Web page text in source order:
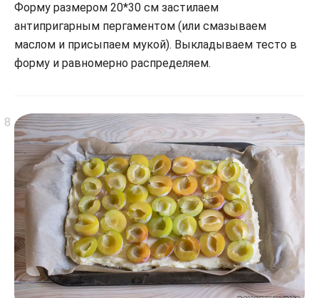
Форму размером 20*30 см застилаем
антипригарным пергаментом (или смазываем
маслом и присыпаем мукой). Выкладываем тесто в
форму и равномерно распределяем.